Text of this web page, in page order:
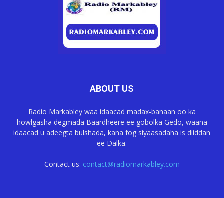
ABOUT US
Radio Markabley waa idaacad madax-banaan oo ka
howlgasha degmada Baardheere ee gobolka Gedo, waana
idaacad u adeegta bulshada, kana fog siyaasadaha is diiddan
ee Dalka.
Contact us: contact@radiomarkabley.com